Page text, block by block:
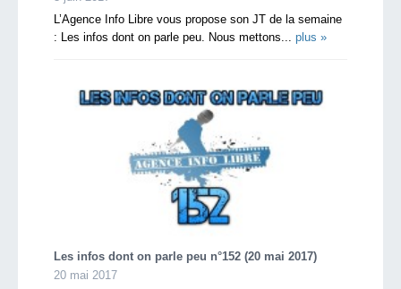
L’Agence Info Libre vous propose son JT de la semaine
: Les infos dont on parle peu. Nous mettons... plus »
Les infos dont on parle peu n°152 (20 mai 2017)
20 mai 2017